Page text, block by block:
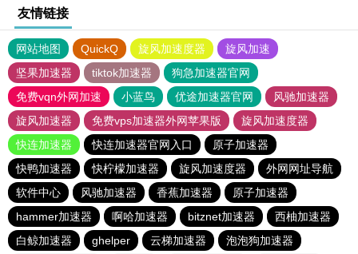
友情链接
网站地图 QuickQ 旋风加速度器
旋风加速
坚果加速器
tiktok加速器
狗急加速器官网
免费vqn外网加速
小蓝鸟 优途加速器官网
风驰加速器
旋风加速器
免费vps加速器外网苹果版
旋风加速度器
快连加速器
快连加速器官网入口
原子加速器
快鸭加速器
快柠檬加速器 旋风加速度器
外网网址导航
软件中心
风驰加速器 香蕉加速器
原子加速器
hammer加速器
啊哈加速器 bitznet加速器
西柚加速器
白鲸加速器
ghelper 云梯加速器
泡泡狗加速器